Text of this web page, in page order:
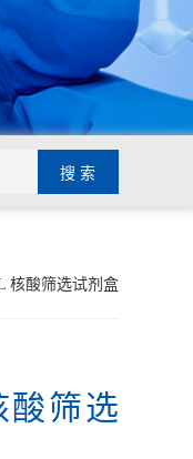
核酸筛选试剂盒
酸筛选